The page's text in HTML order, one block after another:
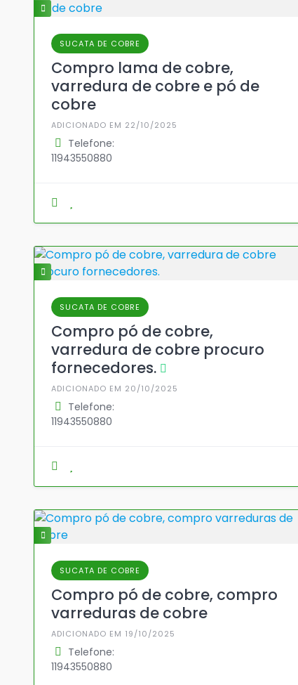
SUCATA DE COBRE
Compro lama de cobre,
varredura de cobre e pó de
cobre
ADICIONADO EM 22/10/2025
Telefone:
11943550880
SUCATA DE COBRE
Compro pó de cobre,
varredura de cobre procuro
fornecedores.
ADICIONADO EM 20/10/2025
Telefone:
11943550880
SUCATA DE COBRE
Compro pó de cobre, compro
varreduras de cobre
ADICIONADO EM 19/10/2025
Telefone:
11943550880